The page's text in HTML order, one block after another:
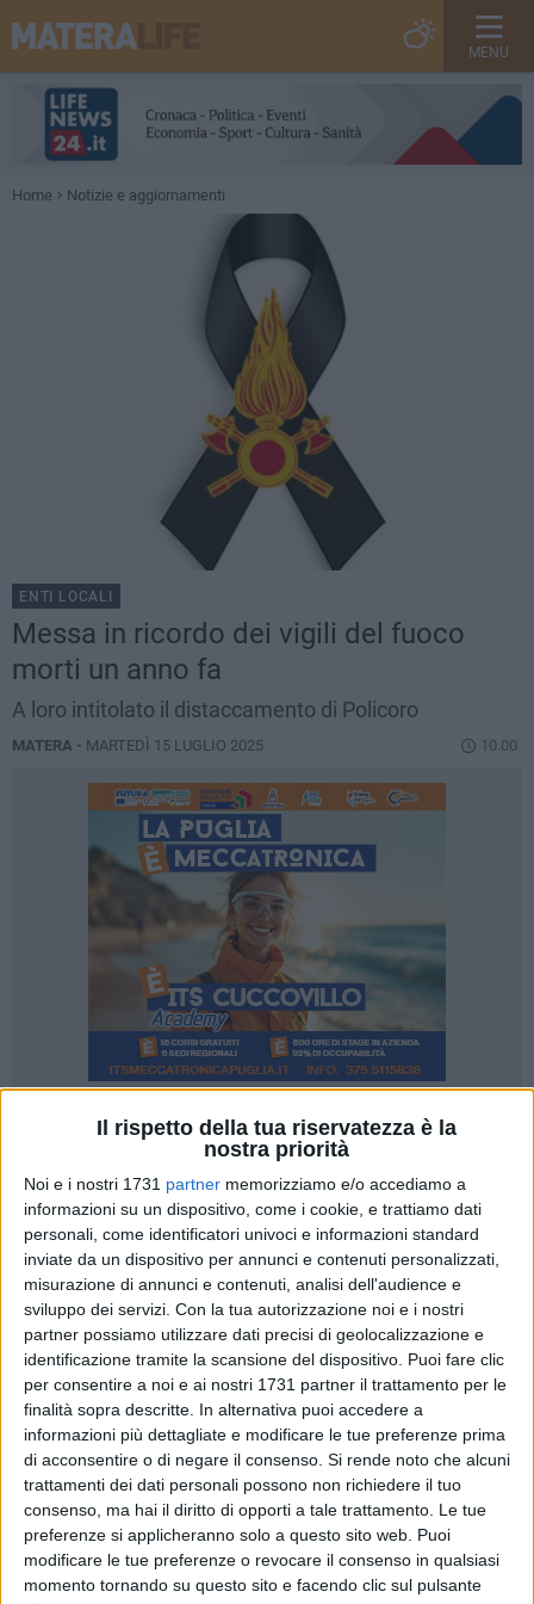
Il rispetto della tua riservatezza è la
nostra priorità
Noi e i nostri 1731 partner memorizziamo e/o accediamo a
informazioni su un dispositivo, come i cookie, e trattiamo dati
personali, come identificatori univoci e informazioni standard
inviate da un dispositivo per annunci e contenuti personalizzati,
misurazione di annunci e contenuti, analisi dell'audience e
sviluppo dei servizi. Con la tua autorizzazione noi e i nostri
partner possiamo utilizzare dati precisi di geolocalizzazione e
identificazione tramite la scansione del dispositivo. Puoi fare clic
per consentire a noi e ai nostri 1731 partner il trattamento per le
finalità sopra descritte. In alternativa puoi accedere a
informazioni più dettagliate e modificare le tue preferenze prima
di acconsentire o di negare il consenso. Si rende noto che alcuni
trattamenti dei dati personali possono non richiedere il tuo
consenso, ma hai il diritto di opporti a tale trattamento. Le tue
preferenze si applicheranno solo a questo sito web. Puoi
modificare le tue preferenze o revocare il consenso in qualsiasi
momento tornando su questo sito e facendo clic sul pulsante
MENU
Home Notizie e aggiornamenti
ENTI LOCALI
Messa in ricordo dei vigili del fuoco
morti un anno fa
A loro intitolato il distaccamento di Policoro
MATERA - MARTEDÌ 15 LUGLIO 2025 10.00
2
Giovedì il distaccamento dei vigili del fuoco di Policoro sarà
intitolato alla memoria di Nicola Lasalata e Giuseppe
Martino, i due vigili del fuoco di Matera che sono morti
l'anno scorso mentre spegnevano un incendio di
vegetazione che minacciava una villetta a Nova Siri, in
contrada Cozzuolo.
La data è stata scelta proprio nell'anniversario della
scomparsa. Il programma prevede all'inizio della giornata,
alle ore 8.30, la deposizione di una corona sul luogo
dell'accaduto e a seguire il Comune di Nova Siri intitolerà ai
due vigili del fuoco morti in servizio anche una piazza di
Nova Siri scalo, nei pressi di via Gramsci. Poi, alle ore 11,30,
la cerimonia di intitolazione del distaccamento di Policoro
dove entrambi erano in servizio. In serata, alle ore 19.00, una